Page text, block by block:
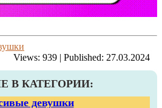
Views: 939 | Published: 27.03.2024
В КАТЕГОРИИ:
девушки